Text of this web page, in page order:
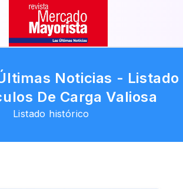
Noticias - Listado
De Carga Valiosa
Listado histórico